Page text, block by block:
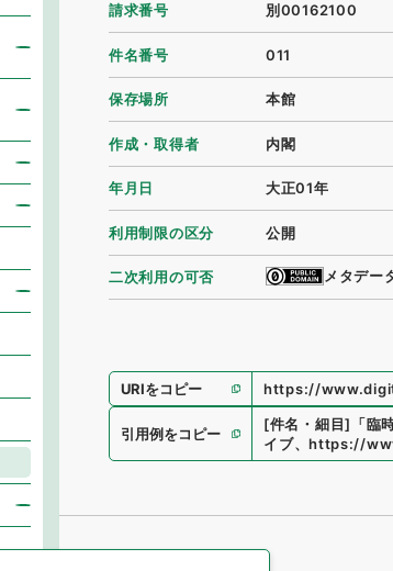
請求番号 別00162100
件名番号 011
保存場所 本館
作成・取得者 内閣
年月日 大正01年
利用制限の区分 公開
二次利用の可否 メタデー
URIをコピー https://
引用例をコピー
[件名・細目] 「臨
イブ、https://